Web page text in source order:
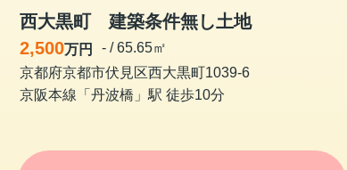
西大黒町 建築条件無し土地
2,500万円
- / 65.65㎡
京都府京都市伏見区西大黒町1039-6
京阪本線「丹波橋」駅 徒歩10分